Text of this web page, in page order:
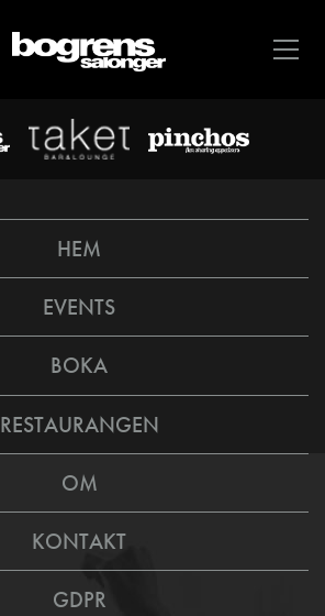
HEM
EVENTS
BOKA
RESTAURANGEN
OM
KONTAKT
GDPR